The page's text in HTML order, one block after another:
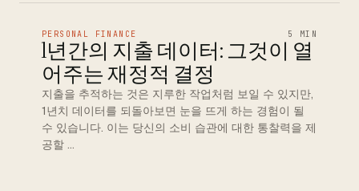
PERSONAL FINANCE 5 MIN
1년간의 지출 데이터: 그것이 열
어주는 재정적 결정
지출을 추적하는 것은 지루한 작업처럼 보일 수 있지만,
1년치 데이터를 되돌아보면 눈을 뜨게 하는 경험이 될
수 있습니다. 이는 당신의 소비 습관에 대한 통찰력을 제
공할 …